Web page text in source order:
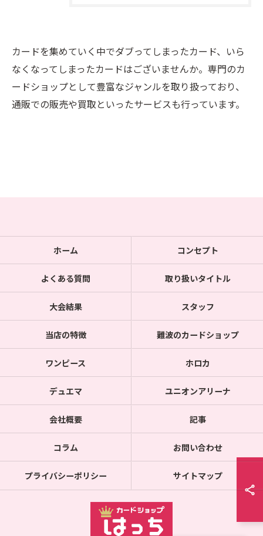
カードを集めていく中でダブってしまったカード、いら
なくなってしまったカードはございませんか。専門のカ
ードショップとして豊富なジャンルを取り扱っており、
通販での販売や買取といったサービスも行っています。
ホーム コンセプト
よくある質問 取り扱いタイトル
大会結果 スタッフ
当店の特徴 難波のカードショップ
ワンピース ホロカ
デュエマ ユニオンアリーナ
会社概要 記事
コラム お問い合わせ
プライバシーポリシー サイトマップ